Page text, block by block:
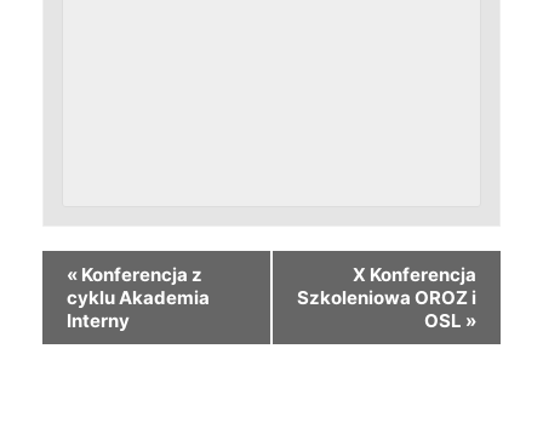
« Konferencja z
cyklu Akademia
Interny
X Konferencja
Szkoleniowa OROZ i
OSL »